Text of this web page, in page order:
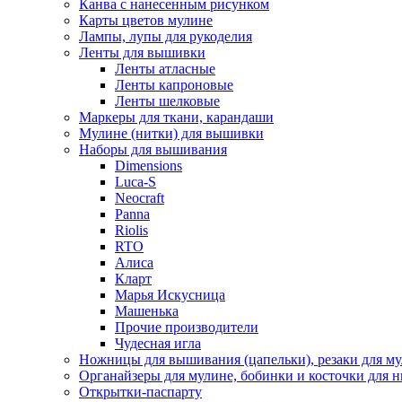
Канва с нанесенным рисунком
Карты цветов мулине
Лампы, лупы для рукоделия
Ленты для вышивки
Ленты атласные
Ленты капроновые
Ленты шелковые
Маркеры для ткани, карандаши
Мулине (нитки) для вышивки
Наборы для вышивания
Dimensions
Luca-S
Neocraft
Panna
Riolis
RTO
Алиса
Кларт
Марья Искусница
Машенька
Прочие производители
Чудесная игла
Ножницы для вышивания (цапельки), резаки для
Органайзеры для мулине, бобинки и косточки для
Открытки-паспарту